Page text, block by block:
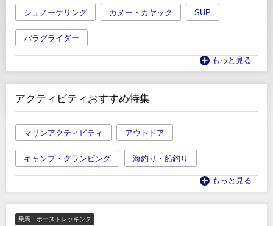
シュノーケリング カヌー・カヤック SUP
パラグライダー
もっと見る
アクティビティおすすめ特集
マリンアクティビティ アウトドア
キャンプ・グランピング 海釣り・船釣り
もっと見る
乗馬・ホーストレッキング